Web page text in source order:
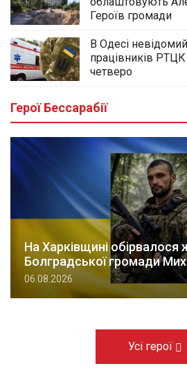
Героїв громади
В Одесі
працівників
четверо
Герої Бессарабії
На Харківщині обірвалося
Болградської громади
06.08.2026
Усі герої